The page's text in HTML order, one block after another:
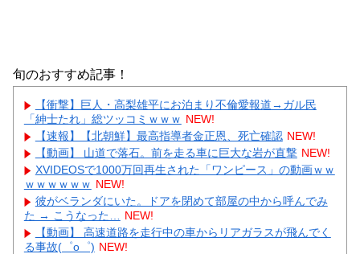
旬のおすすめ記事！
【衝撃】巨人・高梨雄平にお泊まり不倫愛報道→ガル民
「紳士たれ」総ツッコミｗｗｗ NEW!
【速報】【北朝鮮】最高指導者金正恩、死亡確認 NEW!
【動画】 山道で落石。前を走る車に巨大な岩が直撃 NEW!
XVIDEOSで1000万回再生された「ワンピース」の動画ｗｗ
ｗｗｗｗｗｗ NEW!
彼がベランダにいた。ドアを閉めて部屋の中から呼んでみ
た → こうなった…
NEW!
【動画】 高速道路を走行中の車からリアガラスが飛んでく
る事故(゜o゜) NEW!